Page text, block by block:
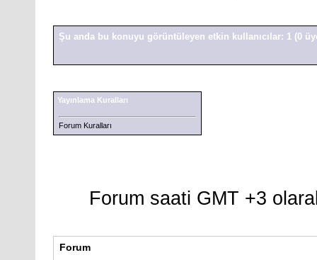
Şu anda bu konuyu görüntüleyen etkin kullanıcılar: 1 (0
Yayınlama Kuralları
Forum Kuralları
Forum saati GMT +3
Forum